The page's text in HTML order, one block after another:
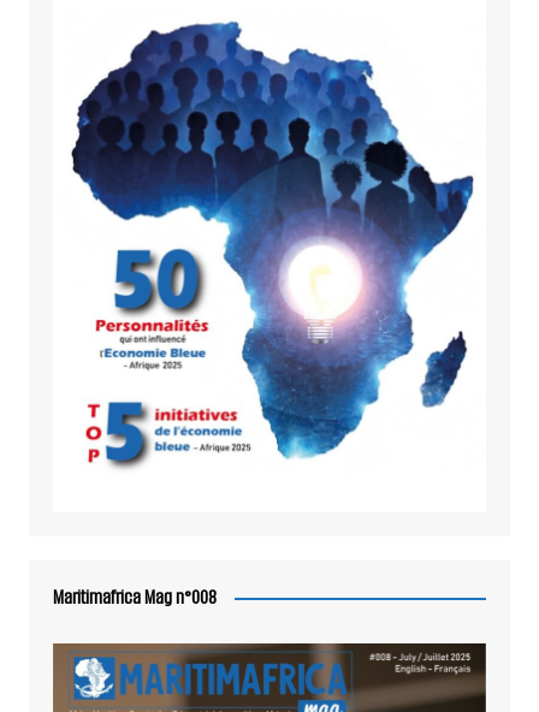
Maritimafrica Mag n°008